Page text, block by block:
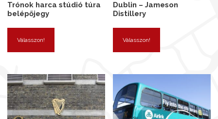
Trónok harca stúdió túra
belépőjegy
Válasszon!
Dublin – Jameson
Distillery
Válasszon!